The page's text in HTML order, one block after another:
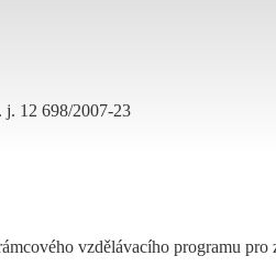
j. 12 698/2007-23
vzdělávacího programu pro